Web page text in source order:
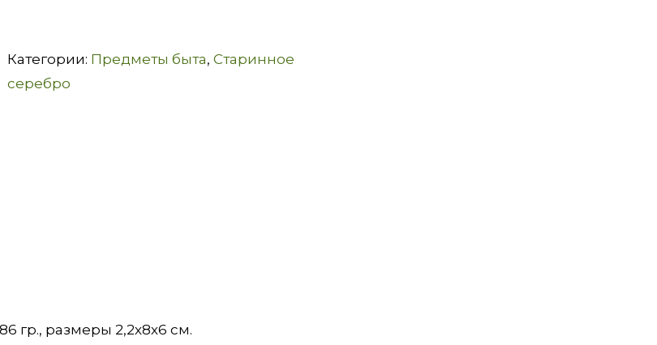
Категории: Предметы быта, Старинное
серебро
гр., размеры 2,2х8х6 см.